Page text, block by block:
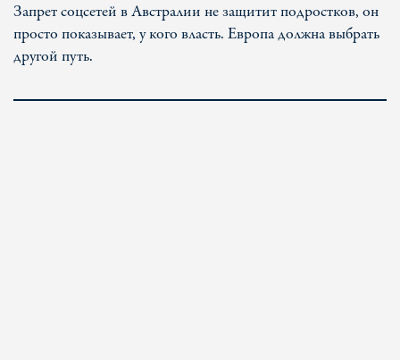
Запрет соцсетей в Австралии не защитит подростков, он
просто показывает, у кого власть. Европа должна выбрать
другой путь.